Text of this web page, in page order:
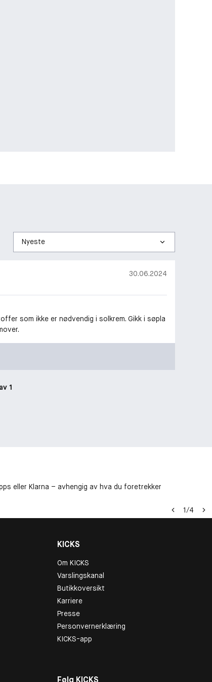
Sorter
etter
30.06.2024
som ikke er nødvendig i solkrem. Gikk i søpla
1
eller Klarna – avhengig av hva du foretrekker
1/4
KICKS
Om KICKS
Varslingskanal
Butikkoversikt
Karriere
Presse
Personvernerklæring
KICKS-app
Følg KICKS